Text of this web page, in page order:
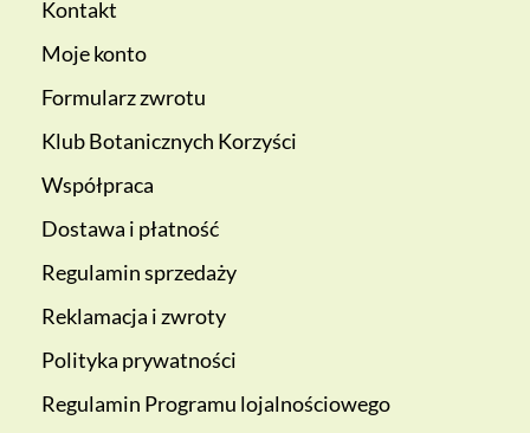
Kontakt
Moje konto
Formularz zwrotu
Klub Botanicznych Korzyści
Współpraca
Dostawa i płatność
Regulamin sprzedaży
Reklamacja i zwroty
Polityka prywatności
Regulamin Programu lojalnościowego